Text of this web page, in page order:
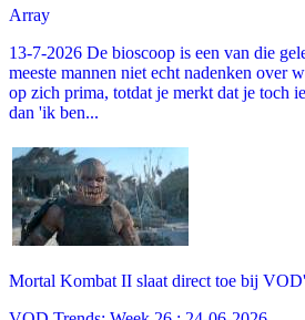
Array
13-7-2026 De bioscoop is een van die
meeste mannen niet echt nadenken over
op zich prima, totdat je merkt dat je toch
dan 'ik ben...
Mortal Kombat II slaat direct toe bij